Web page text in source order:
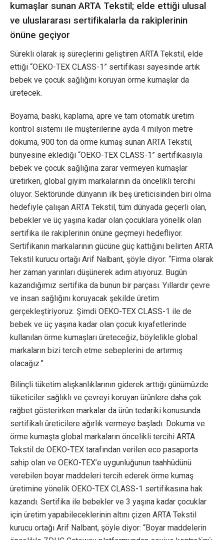
kumaşlar sunan ARTA Tekstil; elde ettiği ulusal
ve uluslararası sertifikalarla da rakiplerinin
önüne geçiyor
Sürekli olarak iş süreçlerini geliştiren ARTA Tekstil, elde
ettiği “OEKO-TEX CLASS-1” sertifikası sayesinde artık
bebek ve çocuk sağlığını koruyan örme kumaşlar da
üretecek.
Boyama, baskı, kaplama, apre ve tam otomatik üretim
kontrol sistemi ile müşterilerine ayda 4 milyon metre
dokuma, 900 ton da örme kumaş sunan ARTA Tekstil,
bünyesine eklediği “OEKO-TEX CLASS-1” sertifikasıyla
bebek ve çocuk sağlığına zarar vermeyen kumaşlar
üretirken, global giyim markalarının da öncelikli tercihi
oluyor. Sektöründe dünyanın ilk beş üreticisinden biri olma
hedefiyle çalışan ARTA Tekstil, tüm dünyada geçerli olan,
bebekler ve üç yaşına kadar olan çocuklara yönelik olan
sertifika ile rakiplerinin önüne geçmeyi hedefliyor.
Sertifikanın markalarının gücüne güç kattığını belirten ARTA
Tekstil kurucu ortağı Arif Nalbant, şöyle diyor: “Firma olarak
her zaman yarınları düşünerek adım atıyoruz. Bugün
kazandığımız sertifika da bunun bir parçası. Yıllardır çevre
ve insan sağlığını koruyacak şekilde üretim
gerçekleştiriyoruz. Şimdi OEKO-TEX CLASS-1 ile de
bebek ve üç yaşına kadar olan çocuk kıyafetlerinde
kullanılan örme kumaşları üreteceğiz, böylelikle global
markaların bizi tercih etme sebeplerini de artırmış
olacağız.”
Bilinçli tüketim alışkanlıklarının giderek arttığı günümüzde
tüketiciler sağlıklı ve çevreyi koruyan ürünlere daha çok
rağbet gösterirken markalar da ürün tedariki konusunda
sertifikalı üreticilere ağırlık vermeye başladı. Dokuma ve
örme kumaşta global markaların öncelikli tercihi ARTA
Tekstil de OEKO-TEX tarafından verilen eco pasaporta
sahip olan ve OEKO-TEX’e uygunluğunun taahhüdünü
verebilen boyar maddeleri tercih ederek örme kumaş
üretimine yönelik OEKO-TEX CLASS-1 sertifikasına hak
kazandı. Sertifika ile bebekler ve 3 yaşına kadar çocuklar
için üretim yapabileceklerinin altını çizen ARTA Tekstil
kurucu ortağı Arif Nalbant, şöyle diyor: “Boyar maddelerin